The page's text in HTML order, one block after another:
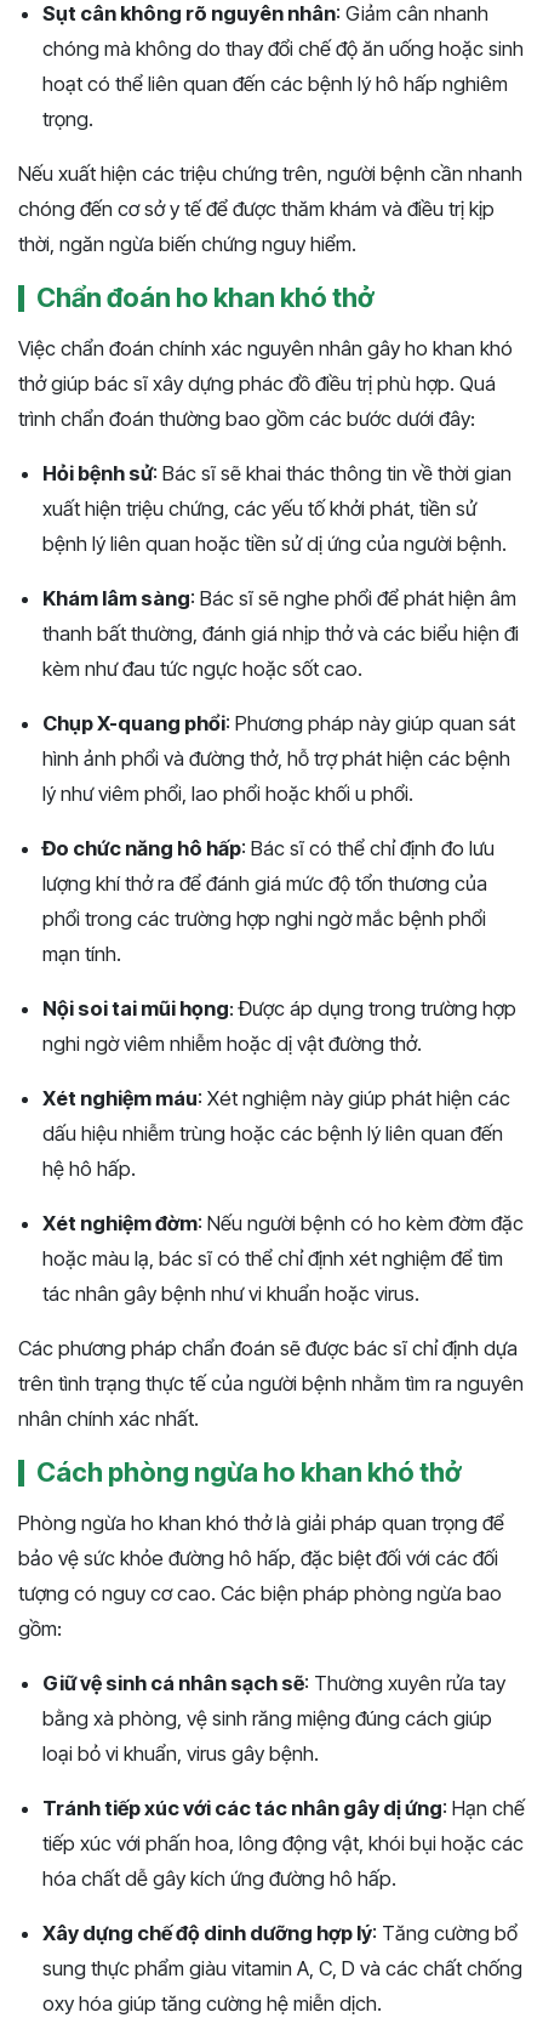
Sụt cân không rõ nguyên nhân: Giảm cân nhanh
chóng mà không do thay đổi chế độ ăn uống hoặc sinh
hoạt có thể liên quan đến các bệnh lý hô hấp nghiêm
trọng.
Nếu xuất hiện các triệu chứng trên, người bệnh cần nhanh
chóng đến cơ sở y tế để được thăm khám và điều trị kịp
thời, ngăn ngừa biến chứng nguy hiểm.
Chẩn đoán ho khan khó thở
Việc chẩn đoán chính xác nguyên nhân gây ho khan khó
thở giúp bác sĩ xây dựng phác đồ điều trị phù hợp. Quá
trình chẩn đoán thường bao gồm các bước dưới đây:
Hỏi bệnh sử: Bác sĩ sẽ khai thác thông tin về thời gian
xuất hiện triệu chứng, các yếu tố khởi phát, tiền sử
bệnh lý liên quan hoặc tiền sử dị ứng của người bệnh.
Khám lâm sàng: Bác sĩ sẽ nghe phổi để phát hiện âm
thanh bất thường, đánh giá nhịp thở và các biểu hiện đi
kèm như đau tức ngực hoặc sốt cao.
Chụp X-quang phổi: Phương pháp này giúp quan sát
hình ảnh phổi và đường thở, hỗ trợ phát hiện các bệnh
lý như viêm phổi, lao phổi hoặc khối u phổi.
Đo chức năng hô hấp: Bác sĩ có thể chỉ định đo lưu
lượng khí thở ra để đánh giá mức độ tổn thương của
phổi trong các trường hợp nghi ngờ mắc bệnh phổi
mạn tính.
Nội soi tai mũi họng: Được áp dụng trong trường hợp
nghi ngờ viêm nhiễm hoặc dị vật đường thở.
Xét nghiệm máu: Xét nghiệm này giúp phát hiện các
dấu hiệu nhiễm trùng hoặc các bệnh lý liên quan đến
hệ hô hấp.
Xét nghiệm đờm: Nếu người bệnh có ho kèm đờm đặc
hoặc màu lạ, bác sĩ có thể chỉ định xét nghiệm để tìm
tác nhân gây bệnh như vi khuẩn hoặc virus.
Các phương pháp chẩn đoán sẽ được bác sĩ chỉ định dựa
trên tình trạng thực tế của người bệnh nhằm tìm ra nguyên
nhân chính xác nhất.
Cách phòng ngừa ho khan khó thở
Phòng ngừa ho khan khó thở là giải pháp quan trọng để
bảo vệ sức khỏe đường hô hấp, đặc biệt đối với các đối
tượng có nguy cơ cao. Các biện pháp phòng ngừa bao
gồm:
Giữ vệ sinh cá nhân sạch sẽ: Thường xuyên rửa tay
bằng xà phòng, vệ sinh răng miệng đúng cách giúp
loại bỏ vi khuẩn, virus gây bệnh.
Tránh tiếp xúc với các tác nhân gây dị ứng: Hạn chế
tiếp xúc với phấn hoa, lông động vật, khói bụi hoặc các
hóa chất dễ gây kích ứng đường hô hấp.
Xây dựng chế độ dinh dưỡng hợp lý: Tăng cường bổ
sung thực phẩm giàu vitamin A, C, D và các chất chống
oxy hóa giúp tăng cường hệ miễn dịch.